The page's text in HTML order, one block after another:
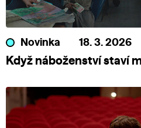
Novinka 18. 3. 2026
Když náboženství staví